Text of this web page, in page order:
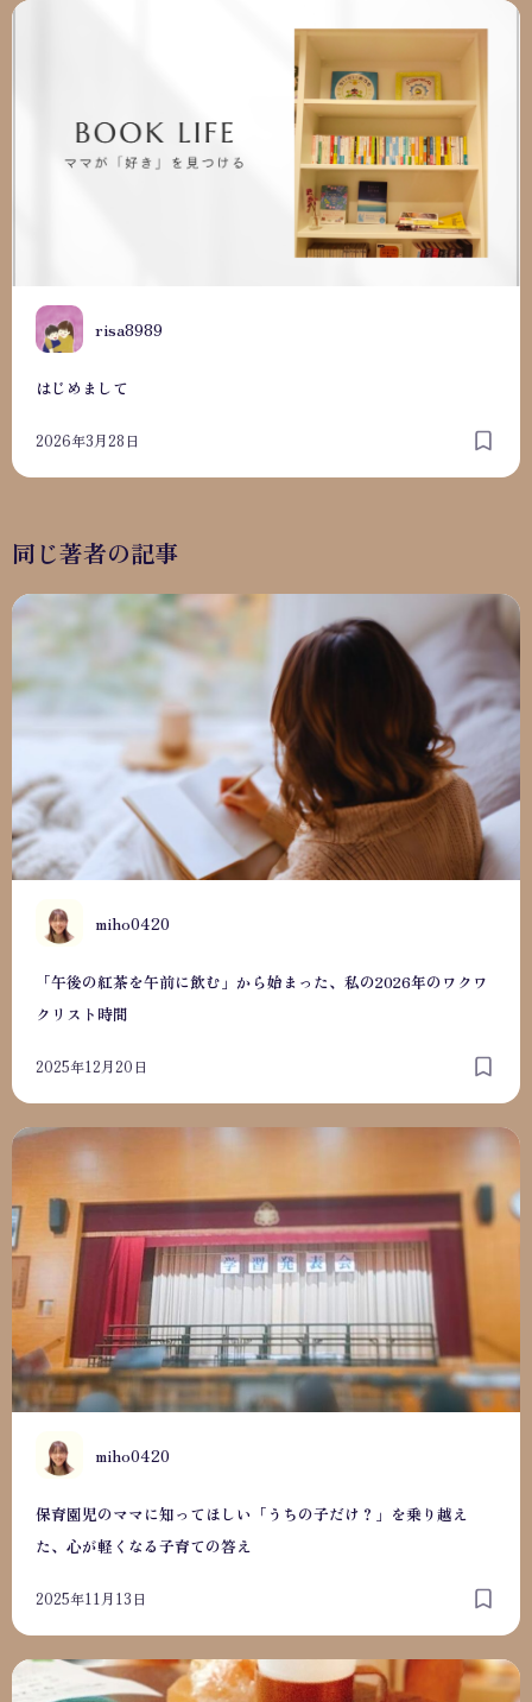
R risa8989
はじめまして
2026年3月28日
はじめまして
同じ著者の記事
M miho0420
「午後の紅茶を午前に飲む」から始まった、私の2026年のワクワ
クリスト時間
2025年12月20日
「午後の紅茶を午前に飲む」から始まった、私の2026年の
M miho0420
保育園児のママに知ってほしい「うちの子だけ？」を乗り越え
た、心が軽くなる子育ての答え
2025年11月13日
保育園児のママに知ってほしい「うちの子だけ？」を乗り
ネガティブではダメですか？